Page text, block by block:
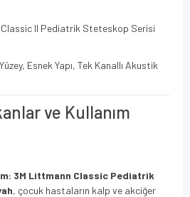
II Pediatrik Steteskop Serisi
Esnek Yapı, Tek Kanallı Akustik
ve Kullanım
3M Littmann Classic Pediatrik
, çocuk hastaların kalp ve akciğer